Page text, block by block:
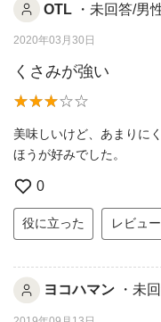
OTL ・未回答/男
2020年03月30日
くさみが強い
美味しいけど、あまりに
ほうが好みでした。
0
役に立った レビュ
ヨコハマン ・未